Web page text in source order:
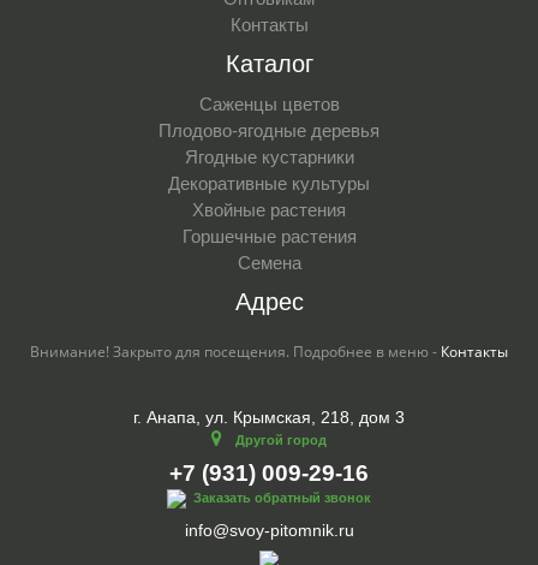
Контакты
Каталог
Саженцы цветов
Плодово-ягодные деревья
Ягодные кустарники
Декоративные культуры
Хвойные растения
Горшечные растения
Семена
Адрес
Внимание! Закрыто для посещения. Подробнее в меню - Контакты
г. Анапа, ул. Крымская, 218, дом 3
Другой город
+7 (931) 009-29-16
Заказать обратный звонок
info@svoy-pitomnik.ru